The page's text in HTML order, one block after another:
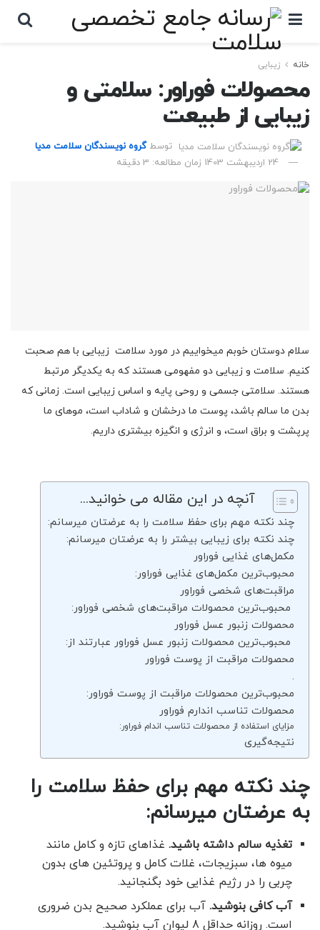
خانه زیبایی
محصولات فوراور: سلامتی و
زیبایی از طبیعت
توسط گروه نویسندگان سلامت مدیا
24 اردیبهشت 1403
زمان مطالعه: 3 دقیقه
سلام دوستان خوبم میخواییم در مورد سلامت زیبایی با هم صحبت
کنیم. سلامت و زیبایی دو مفهومی هستند که به یکدیگر مرتبط
هستند. سلامتی جسمی و روحی پایه و اساس زیبایی است. زمانی که
بدن ما سالم باشد، پوست ما درخشان و شاداب است، موهای ما
پرپشت و براق است، و انرژی و انگیزه بیشتری داریم.
آنچه در این مقاله می خوانید...
چند نکته مهم برای حفظ سلامت را به عرضتان میرسانم:
چند نکته برای زیبایی بیشتر را به عرضتان میرسانم:
مکمل‌های غذایی فوراور
محبوب‌ترین مکمل‌های غذایی فوراور:
مراقبت‌های شخصی فوراور
محبوب‌ترین محصولات مراقبت‌های شخصی فوراور:
محصولات زنبور عسل فوراور
محبوب‌ترین محصولات زنبور عسل فوراور عبارتند از:
محصولات مراقبت از پوست فوراور
.
محبوب‌ترین محصولات مراقبت از پوست فوراور:
محصولات تناسب اندارم فوراور
مزایای استفاده از محصولات تناسب اندام فوراور:
نتیجه‌گیری
چند نکته مهم برای حفظ سلامت را
به عرضتان میرسانم:
تغذیه سالم داشته باشید. غذاهای تازه و کامل مانند
میوه ها، سبزیجات، غلات کامل و پروتئین های بدون
چربی را در رژیم غذایی خود بگنجانید.
آب کافی بنوشید. آب برای عملکرد صحیح بدن ضروری
است. روزانه حداقل 8 لیوان آب بنوشید.